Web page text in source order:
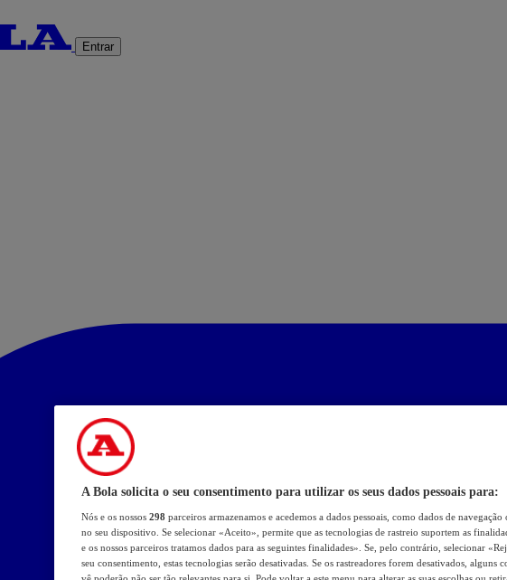
Entrar
A Bola solicita o seu consentimento para utilizar os seus dados pessoais para:
Nós e os nossos 298 parceiros armazenamos e acedemos a dados pessoais, como dados de
no seu dispositivo. Se selecionar «Aceito», permite que as tecnologias de rastreio suportem as
e os nossos parceiros tratamos dados para as seguintes finalidades». Se, pelo contrário, selecionar
seu consentimento, estas tecnologias serão desativadas. Se os rastreadores forem desativados, alguns